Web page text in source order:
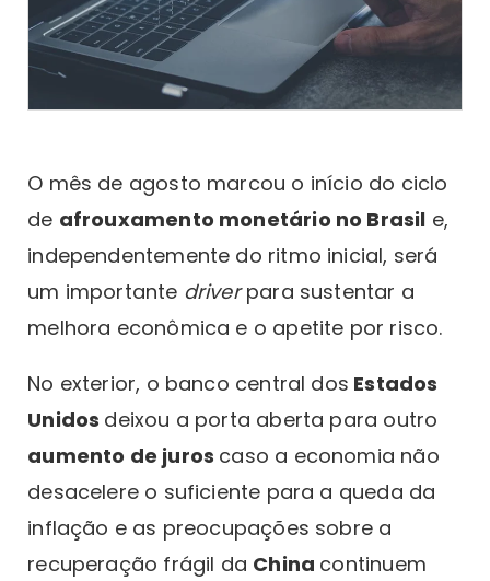
O mês de agosto marcou o início do ciclo
de afrouxamento monetário no Brasil e,
independentemente do ritmo inicial, será
um importante driverpara sustentar a
melhora econômica e o apetite por risco.
No exterior, o banco central dos Estados
Unidos deixou a porta aberta para outro
aumento de juros caso a economia não
desacelere o suficiente para a queda da
inflação e as preocupações sobre a
recuperação frágil da China continuem